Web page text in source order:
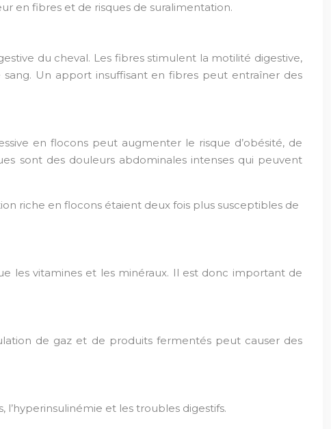
en fibres et de risques de suralimentation.
du cheval. Les fibres stimulent la motilité digestive,
Un apport insuffisant en fibres peut entraîner des
en flocons peut augmenter le risque d’obésité, de
sont des douleurs abdominales intenses qui peuvent
riche en flocons étaient deux fois plus susceptibles de
les vitamines et les minéraux. Il est donc important de
de gaz et de produits fermentés peut causer des
et les troubles digestifs.